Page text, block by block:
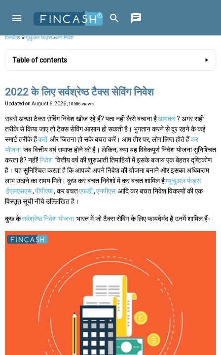
फिनकैश»म्यूचुअल फंड्स»कर निवेश
Table of contents
2022 के लिए सर्वश्रेष्ठ टैक्स सेविंग निवेश
Updated on August 6, 2026 , 10586 views
सबसे अच्छा टैक्स सेविंग निवेश खोज रहे हैं? पता नहीं कैसे बचाना हैआयकर? अगर सही
तरीके से किया जाए तो टैक्स सेविंग आसान हो सकती है। भुगतान करने से दूर रहने के कई
स्मार्ट तरीके हैंकरों और जितना हो सके बचत करें। आम तौर पर, लोग लिप्त होते हैंकर
योजना जब वित्तीय वर्ष समाप्त होने को है। लेकिन, क्या यह विवेकपूर्ण निवेश योजना सुनिश्चित
करता है? नहीं!निवेश वित्तीय वर्ष की शुरुआती तिमाहियों में इसके बजाय एक बेहतर दृष्टिकोण
है। यह सुनिश्चित करता है कि आपको अपने निवेश की योजना बनाने और इसका अधिकतम
लाभ उठाने का समय मिले। कुछ कर बचत निवेशों में कर बचत शामिल हैम्यूचुअल फंड्स
ईएलएसएस,पीपीएफ, कर बचतएफडी,एनपीएस आदि कर बचत निवेश विकल्पों की एक
विस्तृत सूची नीचे उल्लिखित है।
कुछ केसर्वश्रेष्ठ निवेश योजना भारत में जो टैक्स सेविंग के लिए फायदेमंद हैं उनमें शामिल हैं-